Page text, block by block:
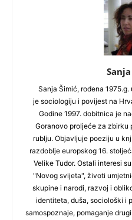
Sanja Šimić, rođena
je sociologiju i povijest na
Godine 1997. dobitnica je
Goranovo proljeće za zbirku
rublju. Objavljuje poeziju u
razdoblje europskog 16.
Velike Tudor. Ostali interesi
"Novog svijeta", životi
skupine i narodi, razvoj i
identiteta, duša, sociološki i
samospoznaje, pomaganje